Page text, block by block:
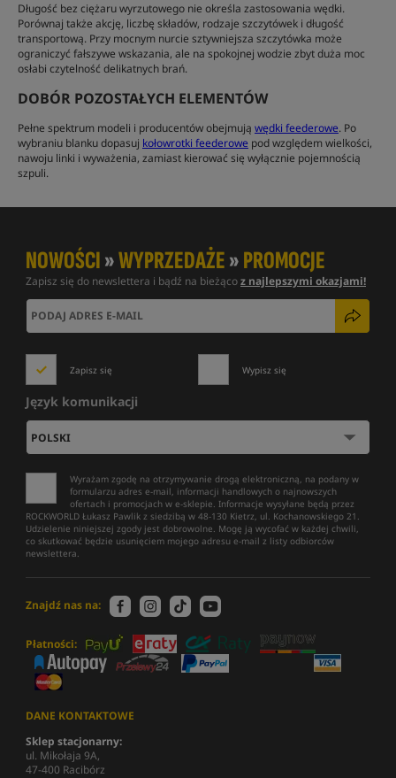
Długość bez ciężaru wyrzutowego nie określa zastosowania wędki.
Porównaj także akcję, liczbę składów, rodzaje szczytówek i długość
transportową. Przy mocnym nurcie sztywniejsza szczytówka może
ograniczyć fałszywe wskazania, ale na spokojnej wodzie zbyt duża moc
osłabi czytelność delikatnych brań.
DOBÓR POZOSTAŁYCH ELEMENTÓW
Pełne spektrum modeli i producentów obejmują wędki feederowe. Po
wybraniu blanku dopasuj kołowrotki feederowe pod względem wielkości,
nawoju linki i wyważenia, zamiast kierować się wyłącznie pojemnością
szpuli.
NOWOŚCI»WYPRZEDAŻE»PROMOCJE
Zapisz się do newslettera i bądź na bieżącoz najlepszymi okazjami!
Zapisz się Wypisz się
Język komunikacji
Wyrażam zgodę na otrzymywanie drogą elektroniczną, na podany w
formularzu adres e-mail, informacji handlowych o najnowszych
ofertach i promocjach w e-sklepie. Informacje wysyłane będą przez
ROCKWORLD Łukasz Pawlik z siedzibą w 48-130 Kietrz, ul. Kochanowskiego 21.
Udzielenie niniejszej zgody jest dobrowolne. Mogę ją wycofać w każdej chwili,
co skutkować będzie usunięciem mojego adresu e-mail z listy odbiorców
newslettera.
Znajdź nas na:
Płatności:
DANE KONTAKTOWE
Sklep stacjonarny:
ul. Mikołaja 9A,
47-400 Racibórz